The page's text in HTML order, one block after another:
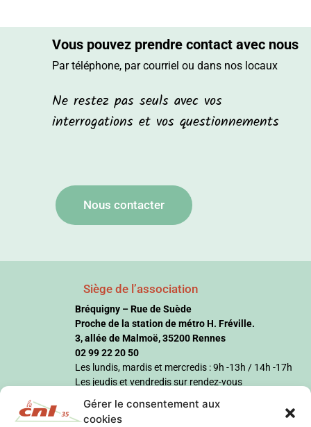
Gérer le consentement aux
cookies
Vous pouvez prendre contact avec nous
Par téléphone, par courriel ou dans nos locaux
Ne restez pas seuls avec vos
interrogations et vos questionnements
Nous contacter
Siège de l’association
Bréquigny – Rue de Suède
Proche de la station de métro H. Fréville.
3, allée de Malmoë, 35200 Rennes
02 99 22 20 50
Les lundis, mardis et mercredis : 9h -13h / 14h -17h
Les jeudis et vendredis sur rendez-vous